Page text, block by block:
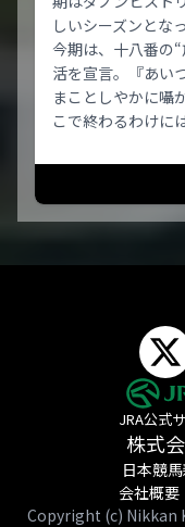
しいシーズンとな
今期は、十八番の
活を宣言。『あい
まことしやかに囁
こで終わるわけに
JRA公式
株式
日本競
会社概要
Copyright (c) Nikkan